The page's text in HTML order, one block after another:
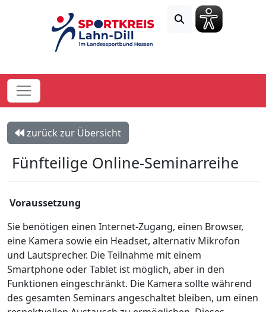
zurück zur Übersicht
Fünfteilige Online-Seminarreihe
Voraussetzung
Sie benötigen einen Internet-Zugang, einen Browser,
eine Kamera sowie ein Headset, alternativ Mikrofon
und Lautsprecher. Die Teilnahme mit einem
Smartphone oder Tablet ist möglich, aber in den
Funktionen eingeschränkt. Die Kamera sollte während
des gesamten Seminars angeschaltet bleiben, um einen